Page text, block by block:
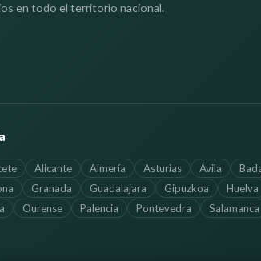
en todo el territorio nacional.
Alicante Almería Asturias Ávila
Granada Guadalajara Gipuzkoa Huelva
Ourense Palencia Pontevedra Salamanca